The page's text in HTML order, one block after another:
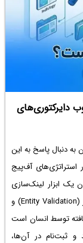
دایرکتوری‌های
از متخصصان به دنبال پاسخ به این
استراتژی‌های آف‌پیج
یک ابزار لینک‌سازی
انبوه؛ بلکه به عنوان مرجعی برای تایید هویت کسب‌وکار (Entity Validation) و
توسط انسان است
ثبت‌نام در آن‌ها،